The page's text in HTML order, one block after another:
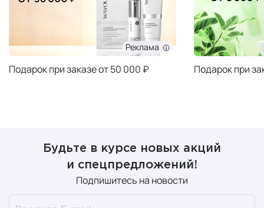
Реклама
Подарок при заказе от 50 000 ₽ Подарок при
Будьте в курсе новых акций
и спецпредложений!
Подпишитесь на новости